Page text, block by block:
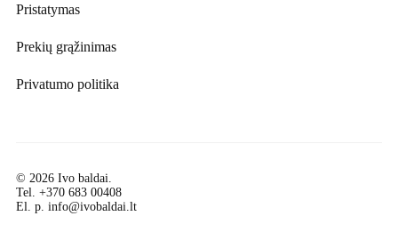
Pristatymas
Prekių grąžinimas
Privatumo politika
© 2026 Ivo baldai.
Tel. +370 683 00408
El. p. info@ivobaldai.lt